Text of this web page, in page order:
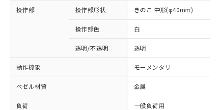
操作部 操作部形状 きのこ 中形(φ40mm)
操作部色 白
透明/不透明 透明
動作機能 モーメンタリ
ベゼル材質 金属
負荷 一般負荷用